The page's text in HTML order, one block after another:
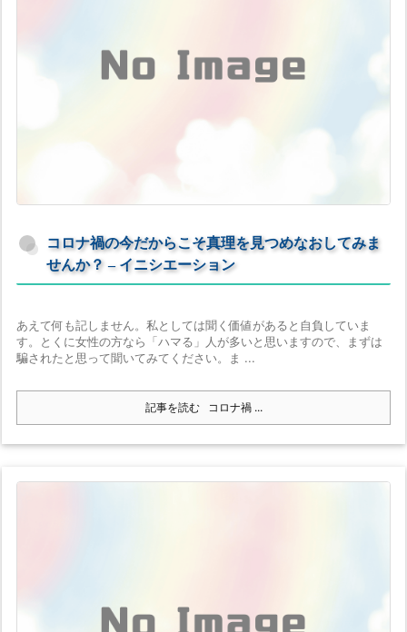
コロナ禍の今だからこそ真理を見つめなおしてみま
せんか？ – イニシエーション
あえて何も記しません。私としては聞く価値があると自負していま
す。とくに女性の方なら「ハマる」人が多いと思いますので、まずは
騙されたと思って聞いてみてください。ま ...
記事を読む コロナ禍 ...